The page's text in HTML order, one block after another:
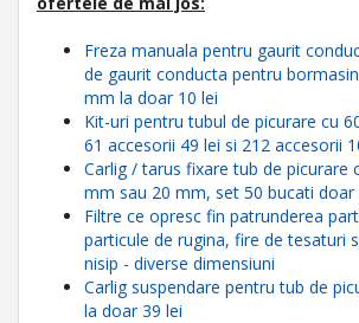
Freza manuala pentru gaurit
de gaurit conducta pentru
mm la doar 10 lei
Kit-uri pentru tubul de picurare cu
61 accesorii 49 lei si 212 accesorii
Carlig / tarus fixare tub de picurare
mm sau 20 mm, set 50 bucati doar
Filtre ce opresc fin patrunderea
particule de rugina, fire de tesaturi
nisip - diverse dimensiuni
Carlig suspendare pentru tub de
la doar 39 lei